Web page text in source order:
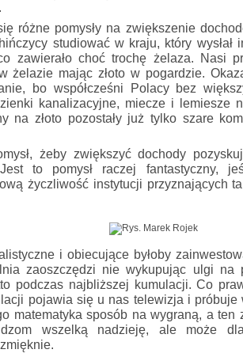
różne pomysły na zwiększenie
studiować w kraju, który wysłał
zawierało choć trochę żelaza. Nasi
żelazie mając złoto w pogardzie.
bo współcześni Polacy bez
kanalizacyjne, miecze i lemiesze
na złoto pozostały już tylko szare
żeby zwiększyć dochody
to pomysł raczej fantastyczny,
życzliwość instytucji przyznających
i obiecujące byłoby
zaoszczędzi nie wykupując ulgi na
podczas najbliższej kumulacji. Co
pojawia się u nas telewizja i próbuje
matematyka sposób na wygraną, a ten
wszelką nadzieję, ale może